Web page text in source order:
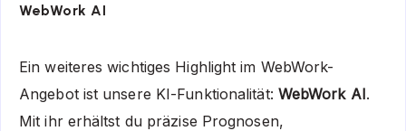
WebWork AI
Ein weiteres wichtiges Highlight im WebWork-
Angebot ist unsere KI-Funktionalität: WebWork AI.
Mit ihr erhältst du präzise Prognosen,